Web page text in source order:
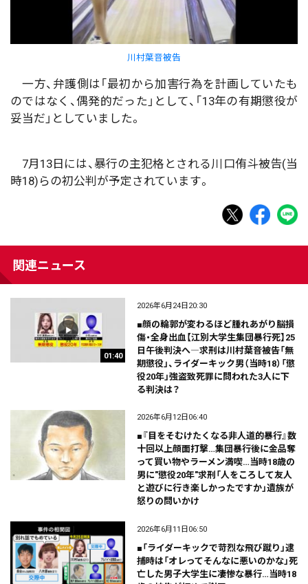
川村葉音被告
一方、弁護側は「最初から加害行為を計画していたも
のではなく、偶発的だった」として、「13年の有期懲役が
妥当だ」としていました。
7月13日には、暴行の主犯格とされる川口侑斗被告(当
時18)らの初公判が予定されています。
関連ニュース
01:40
2026年6月24日20:30
■顔の輪郭が変わるほど腫れあがり脳損
傷・全身出血【江別大学生集団暴行死】25
日午後判決へ―求刑は川村葉音被告「無
期懲役」、ライダーキック男（当時18）「懲
役20年」強盗致死罪に問われた3人に下
る判決は？
2026年6月12日06:40
■『目をそむけたくなる非人道的暴行』数
十回以上顔面打撃…集団暴行後に金品奪
って買い物やラーメン満喫…当時18歳の
男に"懲役20年"求刑「人をころして友人
と遊びに行き楽しかったですか」遺族が
怒りの問いかけ
2026年6月11日06:50
■「ライダーキックで苛烈な飛び蹴り」逮
捕時は「オレってそんなに悪いのかな」死
亡した男子大学生に凄惨な暴行…当時18